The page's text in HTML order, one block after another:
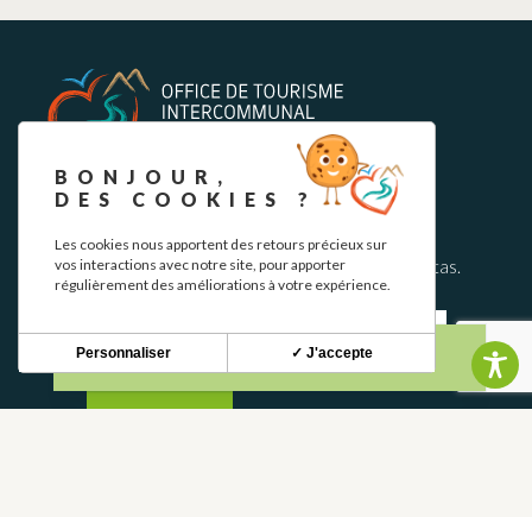
BOLETÍN INFORMATIVO
Mantente al tanto de nuestras novedades y ofertas.
S'INSCRIRE
BONJOUR,
DES COOKIES ?
Les cookies nous apportent des retours précieux sur
vos interactions avec notre site, pour apporter
régulièrement des améliorations à votre expérience.
✓ J'accepte
Personnaliser